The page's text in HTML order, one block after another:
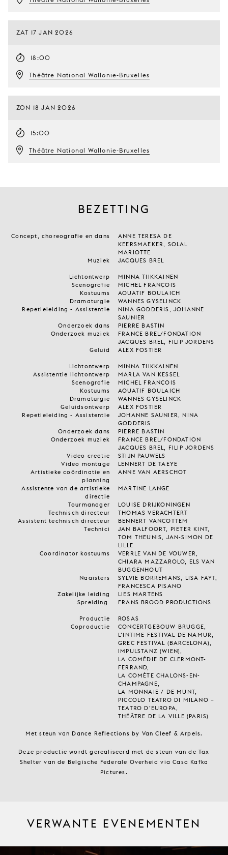
ZAT 17 JAN 2026
18:00
Théâtre National Wallonie-Bruxelles
ZON 18 JAN 2026
15:00
Théâtre National Wallonie-Bruxelles
BEZETTING
Concept, choreografie en dans
ANNE TERESA DE
KEERSMAEKER, SOLAL
MARIOTTE
Muziek
JACQUES BREL
Lichtontwerp
MINNA TIIKKAINEN
Scenografie
MICHEL FRANÇOIS
Kostuums
AOUATIF BOULAICH
Dramaturgie
WANNES GYSELINCK
Repetieleiding - Assistentie
NINA GODDERIS, JOHANNE
SAUNIER
Onderzoek dans
PIERRE BASTIN
Onderzoek muziek
FRANCE BREL/FONDATION
JACQUES BREL, FILIP JORDENS
Geluid
ALEX FOSTIER
Lichtontwerp
MINNA TIIKKAINEN
Assistentie lichtontwerp
MARLA VAN KESSEL
Scenografie
MICHEL FRANÇOIS
Kostuums
AOUATIF BOULAICH
Dramaturgie
WANNES GYSELINCK
Geluidsontwerp
ALEX FOSTIER
Repetieleiding - Assistentie
JOHANNE SAUNIER, NINA
GODDERIS
Onderzoek dans
PIERRE BASTIN
Onderzoek muziek
FRANCE BREL/FONDATION
JACQUES BREL, FILIP JORDENS
Video creatie
STIJN PAUWELS
Video montage
LENNERT DE TAEYE
Artistieke coördinatie en
planning
ANNE VAN AERSCHOT
Assistente van de artistieke
directie
MARTINE LANGE
Tourmanager
LOUISE DRIJKONINGEN
Technisch directeur
THOMAS VERACHTERT
Assistent technisch directeur
BENNERT VANCOTTEM
Technici
JAN BALFOORT, PIETER KINT,
TOM THEUNIS, JAN-SIMON DE
LILLE
Coördinator kostuums
VERRLE VAN DE VOUWER,
CHIARA MAZZAROLO, ELS VAN
BUGGENHOUT
Naaisters
SYLVIE BORREMANS, LISA FAYT,
FRANCESCA PISANO
Zakelijke leiding
LIES MARTENS
Spreiding
FRANS BROOD PRODUCTIONS
Productie
ROSAS
Coproductie
CONCERTGEBOUW BRUGGE,
L’INTIME FESTIVAL DE NAMUR,
GREC FESTIVAL (BARCELONA),
IMPULSTANZ (WIEN),
LA COMÉDIE DE CLERMONT-
FERRAND,
LA COMÈTE CHALONS-EN-
CHAMPAGNE,
LA MONNAIE / DE MUNT,
PICCOLO TEATRO DI MILANO –
TEATRO D’EUROPA,
THÉÂTRE DE LA VILLE (PARIS)
Met steun van Dance Reflections by Van Cleef & Arpels.
Deze productie wordt gerealiseerd met de steun van de Tax
Shelter van de Belgische Federale Overheid via Casa Kafka
Pictures.
VERWANTE EVENEMENTEN